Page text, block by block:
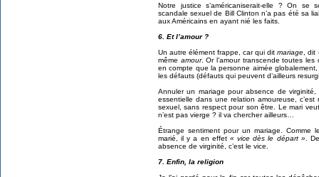
Notre justice s’américaniserait-elle ? On se
scandale sexuel de Bill Clinton n’a pas été sa
aux Américains en ayant nié les faits.
6. Et l’amour ?
Un autre élément frappe, car qui dit mariage ,
même amour. Or l’amour transcende toutes
en compte que la personne aimée
les défauts (défauts qui peuvent d’ailleurs
Annuler un mariage pour absence de virginité,
essentielle dans une relation amoureuse,
sexuel, sans respect pour son être. Le mari
n’est pas vierge ? il va chercher ailleurs…
Étrange sentiment pour un mariage. Comme
marié, il y a en effet « vice dès le départ » .
absence de virginité, c’est le vice.
7. Enfin, la religion